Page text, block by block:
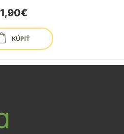
1,90€
KÚPIŤ